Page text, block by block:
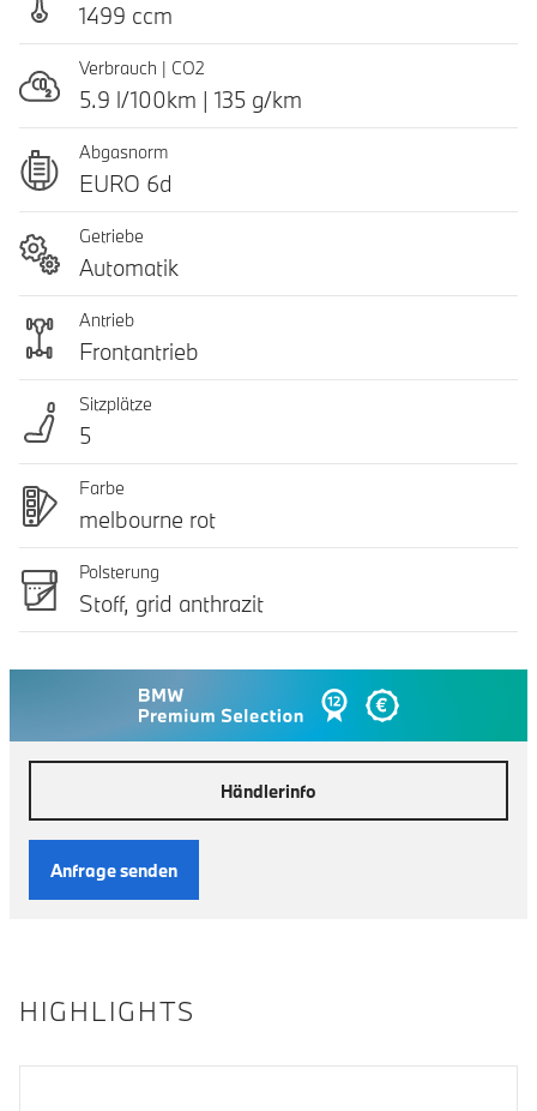
1499 ccm
Verbrauch | CO2
5.9 l/100km | 135 g/km
Abgasnorm
EURO 6d
Getriebe
Automatik
Antrieb
Frontantrieb
Sitzplätze
5
Farbe
melbourne rot
Polsterung
Stoff, grid anthrazit
Händlerinfo
Anfrage senden
HIGHLIGHTS